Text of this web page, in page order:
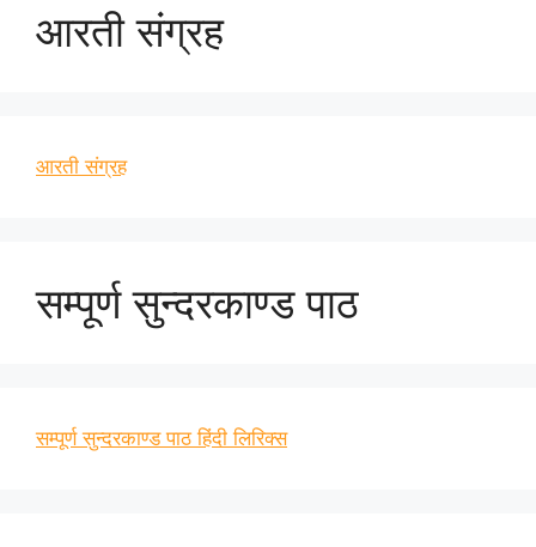
आरती संग्रह
आरती संग्रह
सम्पूर्ण सुन्दरकाण्ड पाठ
सम्पूर्ण सुन्दरकाण्ड पाठ हिंदी लिरिक्स